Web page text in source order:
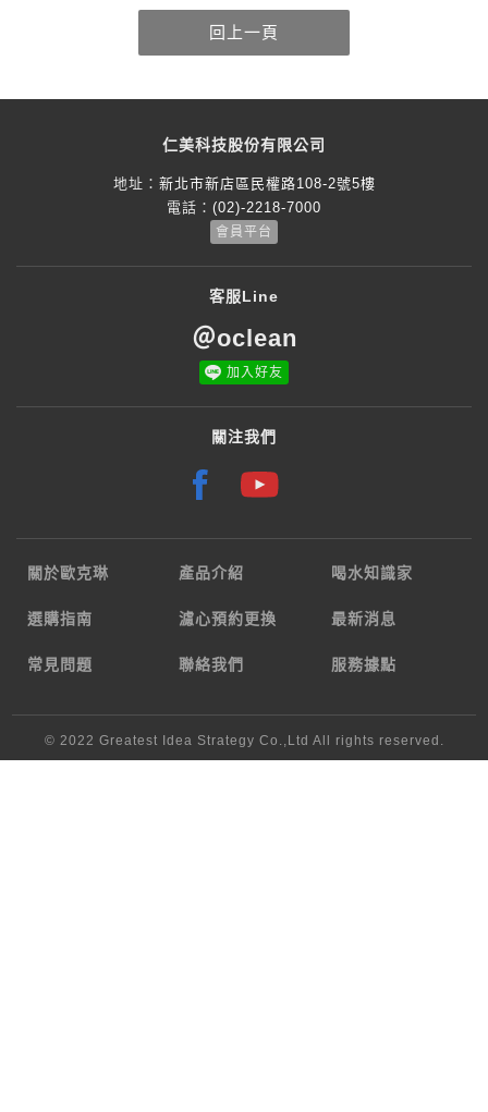
仁美科技股份有限公司
地址： 新北市新店區民權路108-2號5樓
電話： (02)-2218-7000
會員平台
客服Line
＠oclean
加入好友
關注我們
關於歐克琳 產品介紹 喝水知識家
選購指南 濾心預約更換 最新消息
常見問題 聯絡我們 服務據點
© 2022 Greatest Idea Strategy Co.,Ltd All rights reserved.